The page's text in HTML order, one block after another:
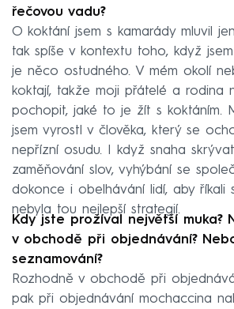
řečovou vadu?
O koktání jsem s kamarády mluvil
tak spíše v kontextu toho, když
je něco ostudného. V mém okolí
koktají, takže moji přátelé a rodina
pochopit, jaké to je žít s koktáním.
jsem vyrostl v člověka, který se
nepřízní osudu. I když snaha
zaměňování slov, vyhýbání se
dokonce i obelhávání lidí, aby říkali
nebyla tou nejlepší strategií.
Kdy jste prožíval největší muka?
v obchodě při objednávání?
seznamování?
Rozhodně v obchodě při
pak při objednávání mochaccina